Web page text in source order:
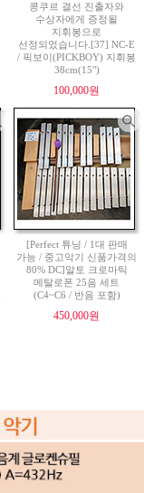
콩쿠르 결선 진출자와
수상자에게 증정될
지휘봉으로
선정되었습니다.[37] NC-E
/ 픽보이(PICKBOY) 지휘봉
38cm(15")
100,000원
[Perfect 튜닝 / 1대 판매
가능 / 중고악기 신품가격의
80% DC]알토 크로마틱
메탈로폰 25음 세트
(C4~C6 / 반음 포함)
450,000원